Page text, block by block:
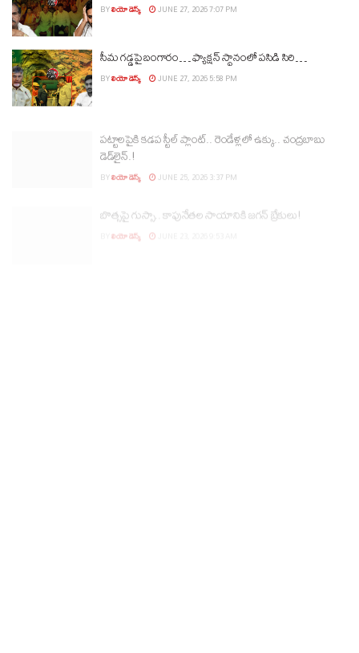
BYలియో డెస్క్ JUNE 27, 2026 7:07 PM
సీమ గడ్డపై బంగారం… ఫ్యాక్షన్‌ స్థానంలో పసిడి సిరి…
BYలియో డెస్క్ JUNE 27, 2026 5:58 PM
డెడ్‌లైన్.!
BYలియో డెస్క్
BYలియో డెస్క్ JUNE 23, 2026 9:53 AM